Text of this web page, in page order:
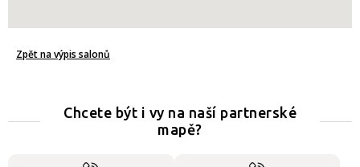
Zpět na výpis salonů
Chcete být i vy na naší partnerské
mapě?